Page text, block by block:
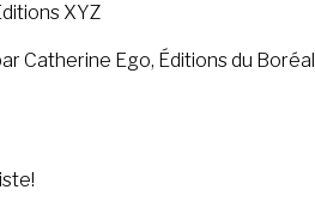
XYZ
Catherine Ego, Éditions du Boréal